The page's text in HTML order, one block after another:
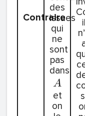
Contraire
des
issues
qui
ne
sont
pas
dans
A
et
on
il